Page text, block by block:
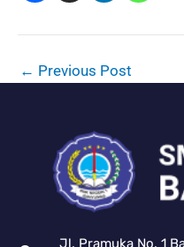
← Previous Post
Jl. Pramuka No. 1